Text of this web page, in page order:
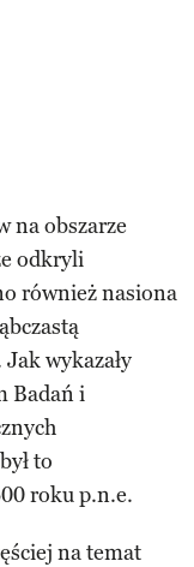
na obszarze
odkryli
również nasiona
wykazały
Badań i
to
roku p.n.e.
na temat